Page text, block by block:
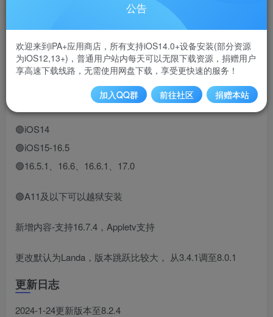
最后更新：2025-08-23 02:14
立即下载
应用介绍
🟢iOS14
🟢iOS15-16.5
🟢16.5.1、16.6、16.6.1、17.0
🟢A11及以下可以越狱安装
新增内容-支持16.7.4，Appletv支持
更改默认为Landa，版本跳跃比较大， 从3.4.1调至8.0.1
更新日志
2024-1-24更新版本至8.2.4
公告
欢迎来到iPA+应用商店，所有支持iOS14.0+设备安装(部分资源
为iOS12,13+)，普通用户站内每天可以无限下载资源，捐赠用户
享高速下载线路，无需使用网盘下载，享受更快速的服务！
加入QQ群 前往社区 捐赠本站